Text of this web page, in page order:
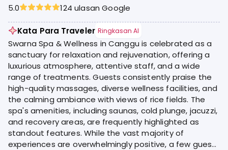
5.0
124 ulasan Google
Kata Para Traveler Ringkasan AI
Swarna Spa & Wellness in Canggu is celebrated as a
sanctuary for relaxation and rejuvenation, offering a
luxurious atmosphere, attentive staff, and a wide
range of treatments. Guests consistently praise the
high-quality massages, diverse wellness facilities, and
the calming ambiance with views of rice fields. The
spa's amenities, including saunas, cold plunge, jacuzzi,
and recovery areas, are frequently highlighted as
standout features. While the vast majority of
experiences are overwhelmingly positive, a few guests